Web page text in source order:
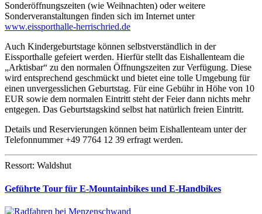
Sonderöffnungszeiten (wie Weihnachten) oder weitere
Sonderveranstaltungen finden sich im Internet unter
www.eissporthalle-herrischried.de
Auch Kindergeburtstage können selbstverständlich in der
Eissporthalle gefeiert werden. Hierfür stellt das Eishallenteam die
„Arktisbar“ zu den normalen Öffnungszeiten zur Verfügung. Diese
wird entsprechend geschmückt und bietet eine tolle Umgebung für
einen unvergesslichen Geburtstag. Für eine Gebühr in Höhe von 10
EUR sowie dem normalen Eintritt steht der Feier dann nichts mehr
entgegen. Das Geburtstagskind selbst hat natürlich freien Eintritt.
Details und Reservierungen können beim Eishallenteam unter der
Telefonnummer +49 7764 12 39 erfragt werden.
Ressort: Waldshut
Geführte Tour für E-Mountainbikes und E-Handbikes